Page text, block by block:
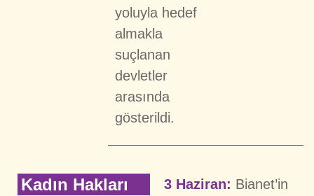
yoluyla hedef
almakla
suçlanan
devletler
arasında
gösterildi.
Kadın Hakları 3 Haziran: Bianet’in